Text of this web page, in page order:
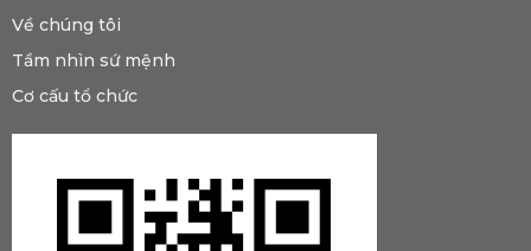
Về chúng tôi
Tầm nhìn sứ mệnh
Cơ cấu tổ chức